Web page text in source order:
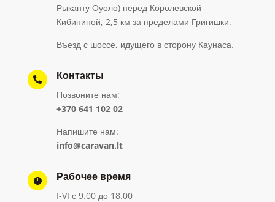
Рыканту Оуоло) перед Королевской
Кибининой, 2,5 км за пределами Григишки.
Въезд с шоссе, идущего в сторону Каунаса.
 Контакты
Позвоните нам:
+370 641 102 02
Напишите нам:
info@caravan.lt
 Рабочее время
I-VI с 9.00 до 18.00